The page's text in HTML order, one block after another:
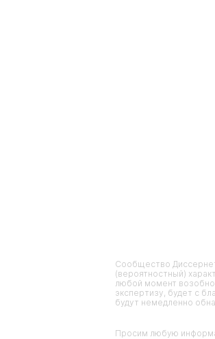
Сообщество
(вероятностный)
любой момент
экспертизу, будет с
будут немедленно
Просим любую